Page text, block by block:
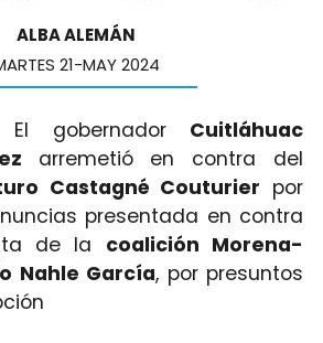
ALBA ALEMÁN
21-MAY 2024
El gobernador Cuitláhuac
arremetió en contra del
Castagné Couturier por
presentada en contra
de la coalición Morena-
Nahle García, por presuntos